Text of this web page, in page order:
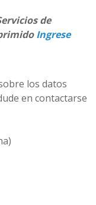
de
Ingrese
los datos
en contactarse